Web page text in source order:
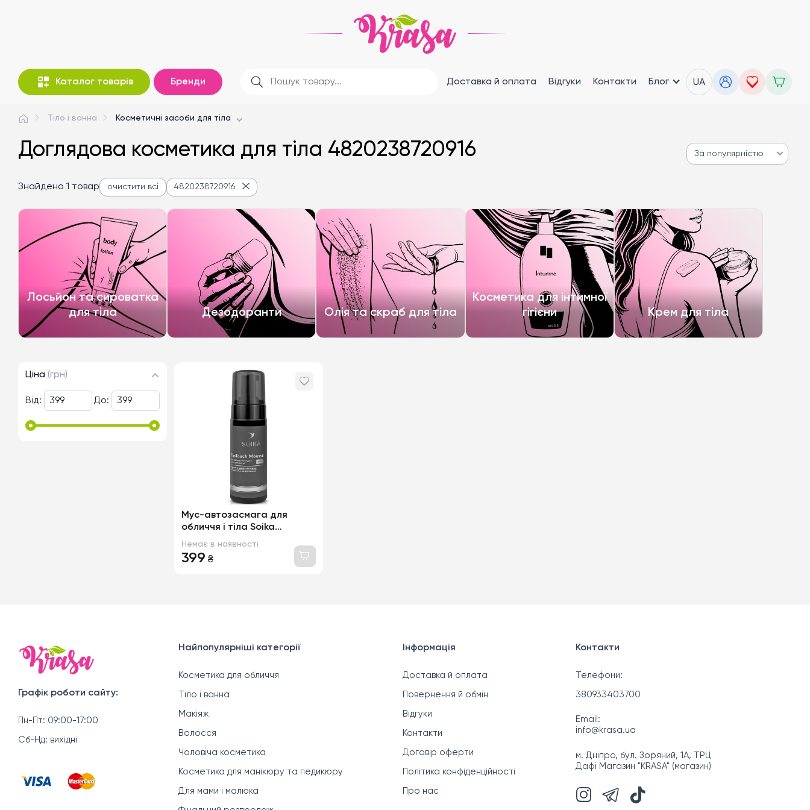
Каталог товарів Бренди Доставка й оплата Відгуки Контакти Блог UA
Тіло і ванна Косметичні засоби для тіла
Доглядова косметика для тіла 4820238720916 За популярністю
Від дорогих до дешевих
Знайдено 1 товар очистити всі 4820238720916
Лосьйон та сироватка
для тіла
Дезодоранти Олія та скраб для тіла
Косметика для інтимної
гігієни
Крем для тіла
Ціна (грн)
Від: До:
Мус-автозасмага для
обличчя і тіла Soika
«TanTouch Mousse» з кето-
цукром, олією авокадо,
жожоба SPF 20 Dark, 150мл
399 ₴
Немає в наявності
Графік роботи сайту:
Пн-Пт: 09:00-17:00
Сб-Нд: вихідні
Найпопулярніші категорії
Косметика для обличчя
Тіло і ванна
Макіяж
Волосся
Чоловіча косметика
Косметика для манікюру та педикюру
Для мами і малюка
Інформація
Доставка й оплата
Повернення й обмін
Відгуки
Контакти
Договір оферти
Політика конфіденційності
Про нас
Контакти
Телефони:
380933403700
Email:
info@krasa.ua
м. Дніпро, бул. Зоряний, 1А, ТРЦ
Дафі Магазин "KRASA" (магазин)